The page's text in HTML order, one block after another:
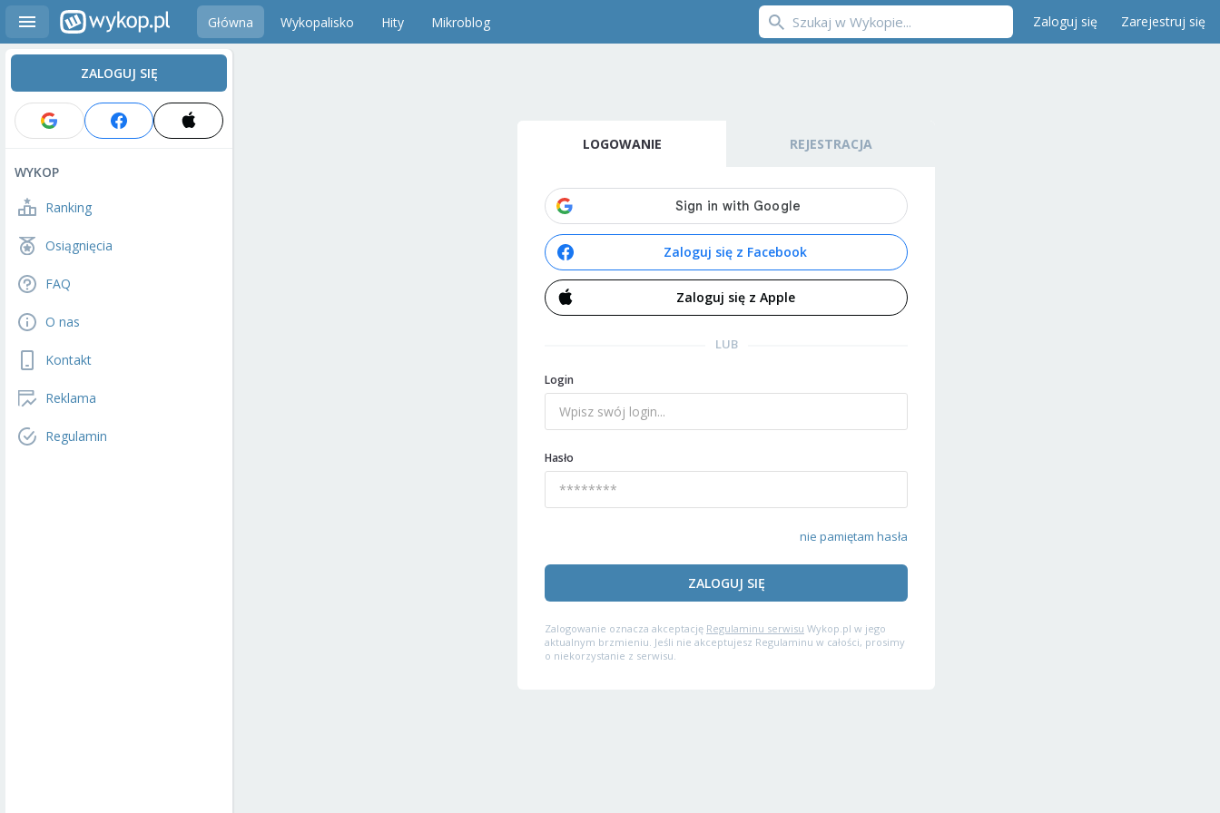
Główna Wykopalisko Hity Mikroblog Zaloguj się Zarejestruj się
ZALOGUJ SIĘ
WYKOP
Ranking
Osiągnięcia
FAQ
O nas
Kontakt
Reklama
Regulamin
LOGOWANIE REJESTRACJA
Zaloguj się z Facebook
Zaloguj się z Apple
LUB
Login
Hasło
nie pamiętam hasła
ZALOGUJ SIĘ
Zalogowanie oznacza akceptację Regulaminu serwisu Wykop.pl w jego
aktualnym brzmieniu. Jeśli nie akceptujesz Regulaminu w całości, prosimy
o niekorzystanie z serwisu.